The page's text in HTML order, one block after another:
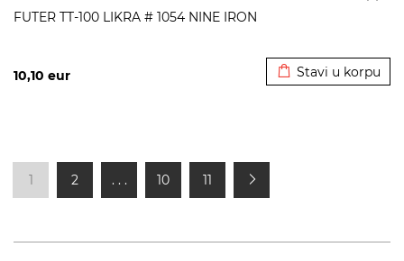
FUTER TT-100 LIKRA # 1054 NINE IRON
10,10 eur Stavi u korpu
1 2 . . . 10 11